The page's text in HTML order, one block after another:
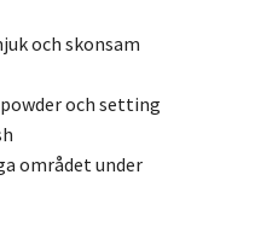
och skonsam
och setting
området under